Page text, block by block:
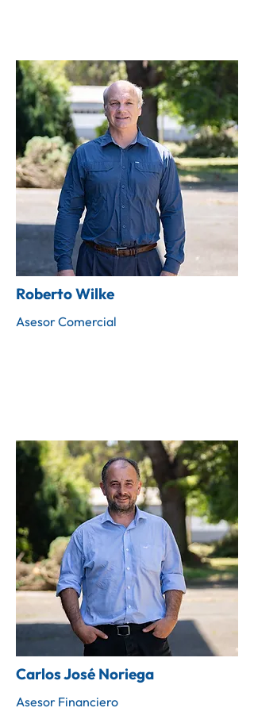
Roberto Wilke
Asesor Comercial
Carlos José Noriega
Asesor Financiero